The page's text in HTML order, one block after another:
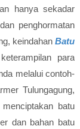
hanya sekadar
penghormatan
keindahanBatu
para
melalui contoh-
Tulungagung,
batu
dan bahan batu